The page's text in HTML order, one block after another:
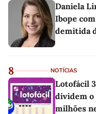
Daniela
Ibope
demitida
8 NOTÍCIAS
Lotofácil
dividem o
milhões